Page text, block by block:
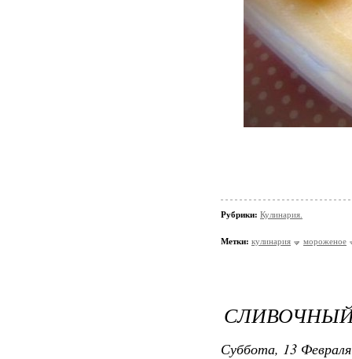
Рубрики: Кулинария.
Метки: кулинария мороженое
Суббота, 13